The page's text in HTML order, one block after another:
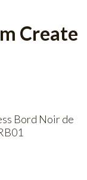
Create
Bord Noir de